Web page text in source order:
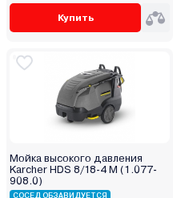
Hyundai
Jadever
Karcher
Kitfort
Kolner
Kranz
Купить
Мойка высокого давления
Karcher HDS 8/18-4 M (1.077-
908.0)
СОСЕД ОБЗАВИДУЕТСЯ